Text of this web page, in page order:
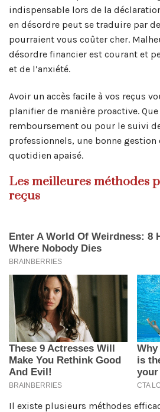
indispensable lors de la
en désordre peut se traduire par
pourraient vous coûter cher.
désordre financier est courant et
et de l’anxiété.
Avoir un accès facile à vos reçus
planifier de manière proactive.
remboursement ou pour le suivi
professionnels, une bonne
quotidien apaisé.
Les meilleures méthodes
reçus
Il existe plusieurs méthodes